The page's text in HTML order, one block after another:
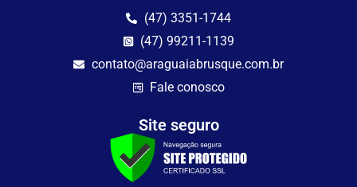
(47) 3351-1744
(47) 99211-1139
contato@araguaiabrusque.com.br
Fale conosco
Site seguro